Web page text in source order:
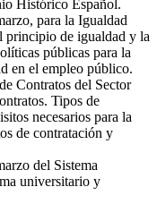
Histórico Español.
para la Igualdad
principio de igualdad y la
públicas para la
en el empleo público.
Contratos del Sector
Tipos de
necesarios para la
de contratación y
del Sistema
universitario y